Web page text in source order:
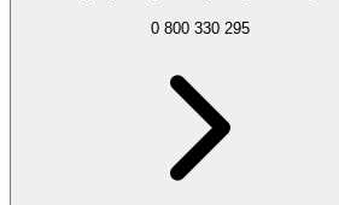
0 800 330 295